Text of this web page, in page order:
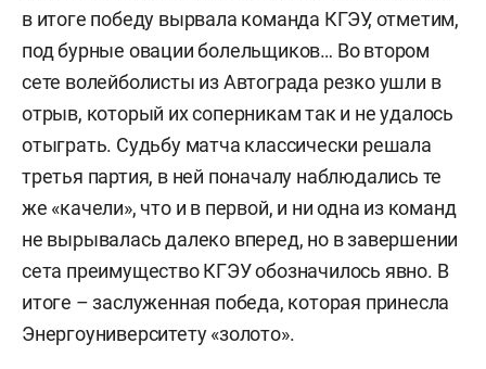
в итоге победу вырвала команда КГЭУ, отметим,
под бурные овации болельщиков… Во втором
сете волейболисты из Автограда резко ушли в
отрыв, который их соперникам так и не удалось
отыграть. Судьбу матча классически решала
третья партия, в ней поначалу наблюдались те
же «качели», что и в первой, и ни одна из команд
не вырывалась далеко вперед, но в завершении
сета преимущество КГЭУ обозначилось явно. В
итоге – заслуженная победа, которая принесла
Энергоуниверситету «золото».